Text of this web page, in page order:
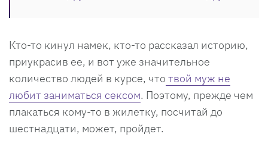
Кто-то кинул намек, кто-то рассказал историю,
приукрасив ее, и вот уже значительное
количество людей в курсе, что твой муж не
любит заниматься сексом. Поэтому, прежде чем
плакаться кому-то в жилетку, посчитай до
шестнадцати, может, пройдет.